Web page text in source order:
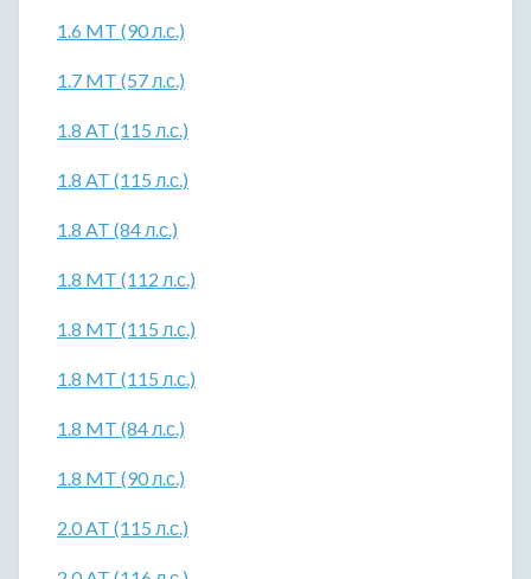
1.6 MT (90 л.с.)
1.7 MT (57 л.с.)
1.8 AT (115 л.с.)
1.8 AT (115 л.с.)
1.8 AT (84 л.с.)
1.8 MT (112 л.с.)
1.8 MT (115 л.с.)
1.8 MT (115 л.с.)
1.8 MT (84 л.с.)
1.8 MT (90 л.с.)
2.0 AT (115 л.с.)